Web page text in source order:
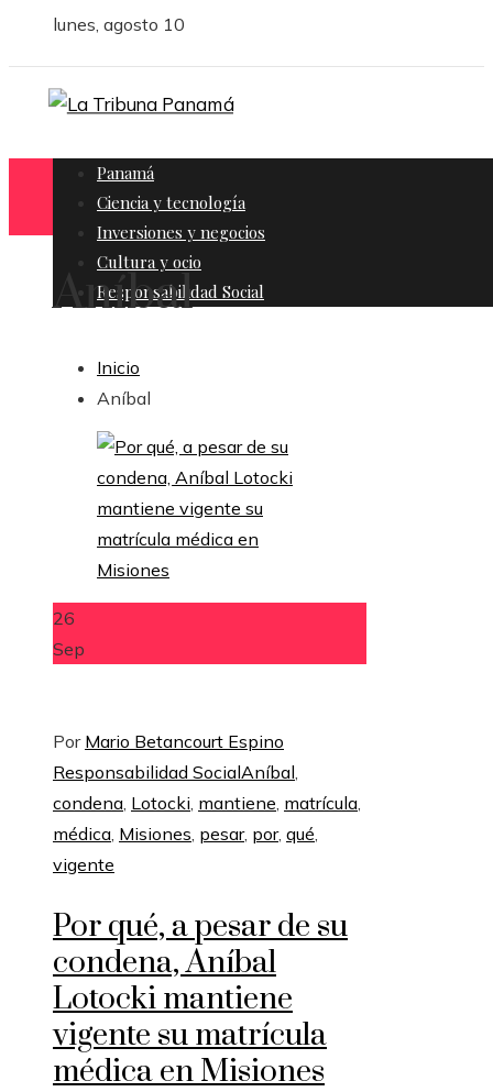
lunes, agosto 10
Panamá
Ciencia y tecnología
Inversiones y negocios
Cultura y ocio
Responsabilidad Social
Aníbal
Inicio
Aníbal
26
Sep
Por Mario Betancourt Espino
Responsabilidad SocialAníbal
condena Lotocki mantiene matrícula
médica Misiones pesar, por, qué
vigente
Por qué, a pesar de su
condena, Aníbal
Lotocki mantiene
vigente su matrícula
médica en Misiones